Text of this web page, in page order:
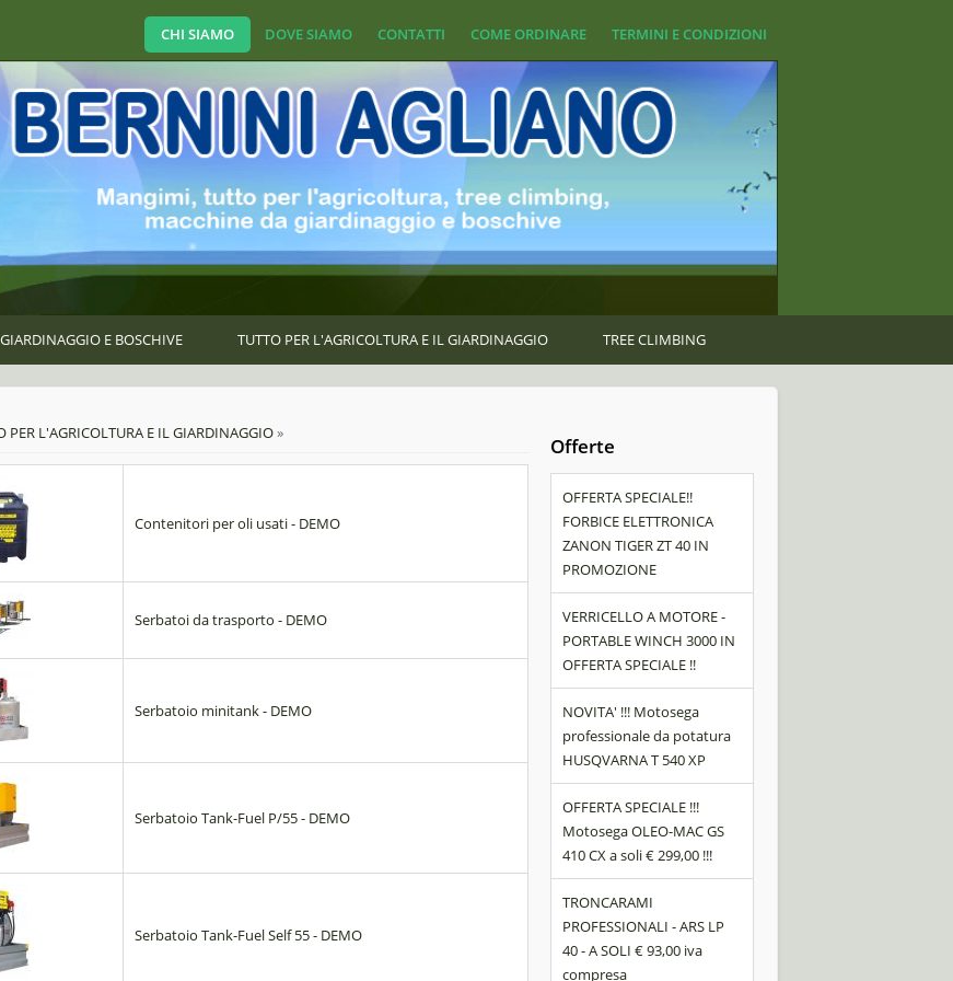
CHI SIAMO DOVE SIAMO CONTATTI COME ORDINARE TERMINI E CONDIZIONI
E BOSCHIVE TUTTO PER L'AGRICOLTURA E IL GIARDINAGGIO TREE CLIMBING
PER L'AGRICOLTURA E IL GIARDINAGGIO»
Contenitori per oli usati - DEMO
Serbatoi da trasporto - DEMO
Serbatoio minitank - DEMO
Serbatoio Tank-Fuel P/55 - DEMO
Serbatoio Tank-Fuel Self 55 - DEMO
Offerte
OFFERTA SPECIALE!!
FORBICE ELETTRONICA
ZANON TIGER ZT 40 IN
PROMOZIONE
VERRICELLO A MOTORE -
PORTABLE WINCH 3000 IN
OFFERTA SPECIALE !!
NOVITA' !!! Motosega
professionale da potatura
HUSQVARNA T 540 XP
OFFERTA SPECIALE !!!
Motosega OLEO-MAC GS
410 CX a soli € 299,00 !!!
TRONCARAMI
PROFESSIONALI - ARS LP
40 - A SOLI € 93,00 iva
compresa